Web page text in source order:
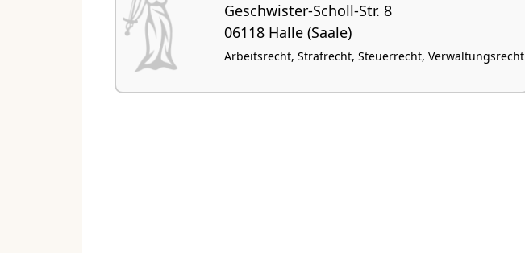
Geschwister-Scholl-Str. 8
06118 Halle (Saale)
Arbeitsrecht, Strafrecht, Steuerrecht, Verwaltungsrecht